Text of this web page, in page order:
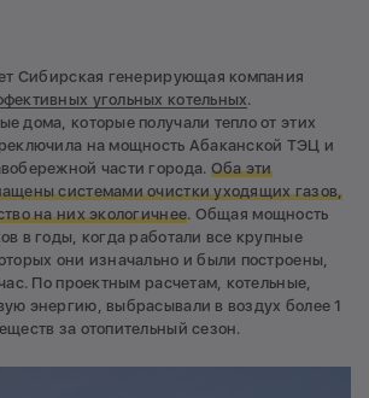
Сибирская генерирующая компания
угольных котельных.
дома, которые получали тепло от этих
на мощность Абаканской ТЭЦ и
части города. Оба эти
системами очистки уходящих газов,
на них экологичнее. Общая мощность
в годы, когда работали все крупные
они изначально и были построены,
По проектным расчетам, котельные,
энергию, выбрасывали в воздух более 1
за отопительный сезон.